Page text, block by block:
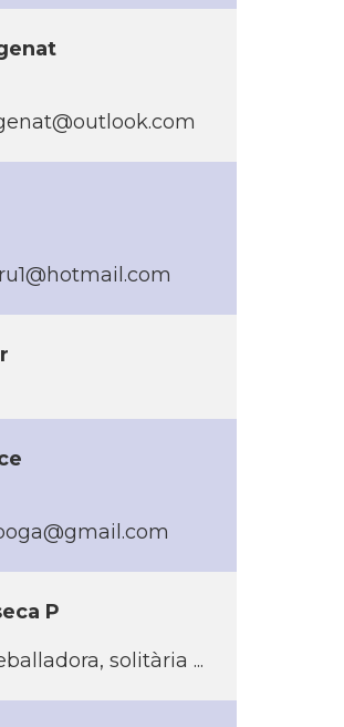
P
solitària ...